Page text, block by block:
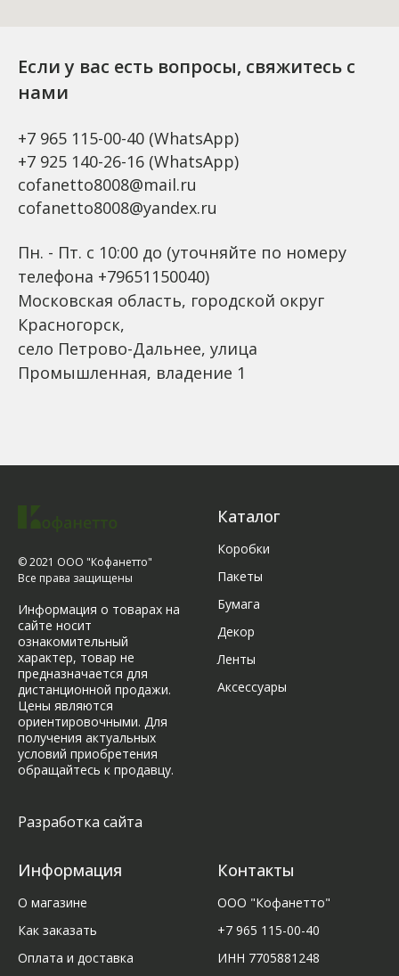
Если у вас есть вопросы, свяжитесь с
нами
+7 965 115-00-40 (WhatsApp)
+7 925 140-26-16 (WhatsApp)
cofanetto8008@mail.ru
cofanetto8008@yandex.ru
Пн. - Пт. с 10:00 до (уточняйте по номеру
телефона +79651150040)
Московская область, городской округ
Красногорск,
село Петрово-Дальнее, улица
Промышленная, владение 1
© 2021 ООО "Кофанетто"
Все права защищены
Информация о товарах на
сайте носит
ознакомительный
характер, товар не
предназначается для
дистанционной продажи.
Цены являются
ориентировочными. Для
получения актуальных
условий приобретения
обращайтесь к продавцу.
Разработка сайта
Каталог
Коробки
Пакеты
Бумага
Декор
Ленты
Аксессуары
Информация
О магазине
Как заказать
Оплата и доставка
Контакты
ООО "Кофанетто"
+7 965 115-00-40
ИНН 7705881248